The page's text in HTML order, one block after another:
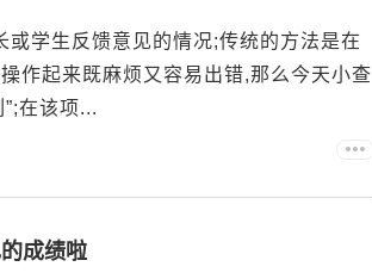
学生反馈意见的情况;传统的方法是在
作起来既麻烦又容易出错,那么今天小查
在该项...
成绩啦